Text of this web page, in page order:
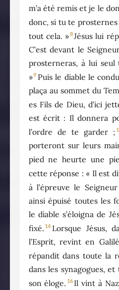
m’a été remis et je le
donc, si tu te
tout cela. »8Jésus lui
C’est devant le
prosterneras, à lui
»9 Puis le diable le
plaça au sommet du
es Fils de Dieu, d’ici
est écrit : Il donnera
l’ordre de te garder ;
porteront sur leurs
pied ne heurte une
cette réponse : « Il est
à l’épreuve le
ainsi épuisé toutes les
le diable s’éloigna de
fixé. 14 Lorsque Jésus,
l’Esprit, revint en
répandit dans toute la
dans les synagogues,
son éloge. 16 Il vint à